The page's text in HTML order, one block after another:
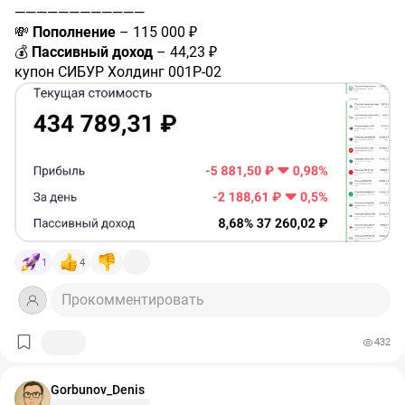
❗️Не является индивидуальной инвестиционной
рекомендацией.
#покупки #портфель
————————————
💸 Пополнение – 115 000 ₽
💰 Пассивный доход – 44,23 ₽
купон СИБУР Холдинг 001Р-02
#RU000A10A7H3– 16,3 ₽
купон Газпром нефть БО 003P-15R
#RU000A10BK17– 6,56 ₽
#RU000A10B8X7
Новые покупки в портфель:
✅ 10 акций НКНХ
✅ 122 пая Сберегательный Фонд УК Первая (фонд
денежного рынка от Сбера)
облигации Самолет отклонили)
✅ 10 облигаций Мобильные ТелеСистемы 002P-05
#RU000A1083W0
Дата погашения – 23.09.2027
1,3%
1 4
Прокомментировать
432
Gorbunov_Denis